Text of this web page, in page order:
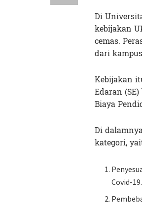
Di
kebijakan
cemas.
dari
Kebijakan
Edaran
Biaya
Di
kategori,
Covid-19.